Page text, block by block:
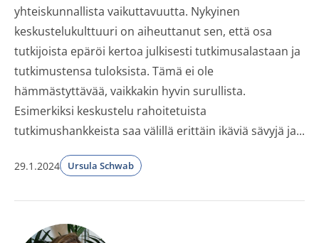
yhteiskunnallista vaikuttavuutta. Nykyinen
keskustelukulttuuri on aiheuttanut sen, että osa
tutkijoista epäröi kertoa julkisesti tutkimusalastaan ja
tutkimustensa tuloksista. Tämä ei ole
hämmästyttävää, vaikkakin hyvin surullista.
Esimerkiksi keskustelu rahoitetuista
tutkimushankkeista saa välillä erittäin ikäviä sävyjä ja...
29.1.2024 Ursula Schwab